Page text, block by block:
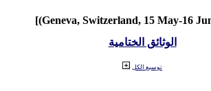
الوثائق الختامية
توسيع الكل